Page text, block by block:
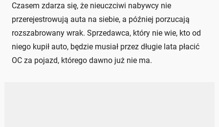
Czasem zdarza się, że nieuczciwi nabywcy nie
przerejestrowują auta na siebie, a później porzucają
rozszabrowany wrak. Sprzedawca, który nie wie, kto od
niego kupił auto, będzie musiał przez długie lata płacić
OC za pojazd, którego dawno już nie ma.